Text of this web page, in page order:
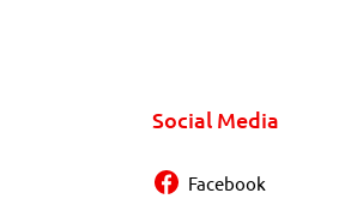
Social Media
Facebook